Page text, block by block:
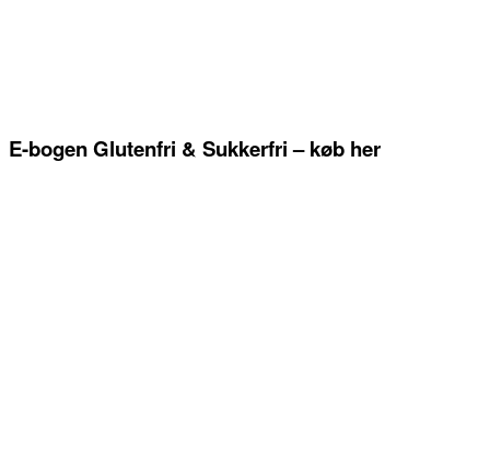
E-bogen Glutenfri & Sukkerfri – køb her